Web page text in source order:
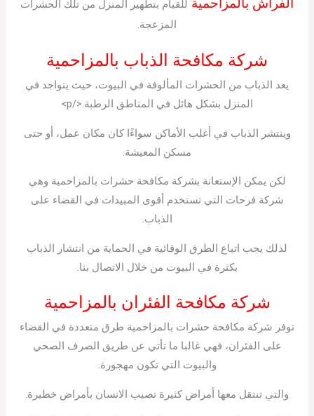
الفراش بالمزاحمية للقيام بتطهير المنزل من تلك الحشرات
المزعجة.
شركة مكافحة الذباب بالمزاحمية
يعد الذباب من الحشرات المألوفة في البيوت، حيث يتواجد في
المنزل بشكل هائل في المناطق الرطبة.</p>
وينتشر الذباب في أغلب الأماكن سواءًا كان مكان عمل، أو حتى
مسكن المعيشة.
لكن يمكن الإستعانة بشركة مكافحة حشرات بالمزاحمية وهي
شركة فرحات التي تستخدم أقوى المبيدات في القضاء على
الذباب.
لذلك يجب اتباع الطرق الوقائية في الحماية من انتشار الذباب
بكثرة في البيوت من خلال الاتصال بنا.
شركة مكافحة الفئران بالمزاحمية
توفر شركة مكافحة حشرات بالمزاحمية طرق متعددة في القضاء
على الفئران، فهي غالبا ما تأتي عن طريق الصرف الصحي
والبيوت التي تكون مهجورة.
والتي تنتقل معها أمراض كثيرة تصيب الانسان بأمراض خطيرة.